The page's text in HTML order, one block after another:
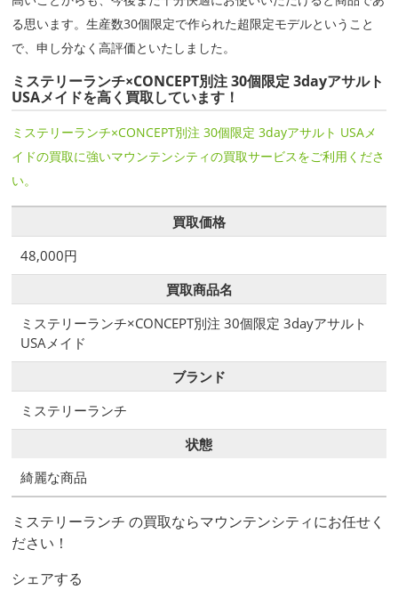
る思います。生産数30個限定で作られた超限定モデルということ
で、申し分なく高評価といたしました。
ミステリーランチ×CONCEPT別注 30個限定 3dayアサルト
USAメイドを高く買取しています！
ミステリーランチ×CONCEPT別注 30個限定 3dayアサルト USAメ
イドの買取に強いマウンテンシティの買取サービスをご利用くださ
い。
買取価格
48,000円
買取商品名
ミステリーランチ×CONCEPT別注 30個限定 3dayアサルト
USAメイド
ブランド
ミステリーランチ
状態
綺麗な商品
ミステリーランチ の買取ならマウンテンシティにお任せく
ださい！
シェアする